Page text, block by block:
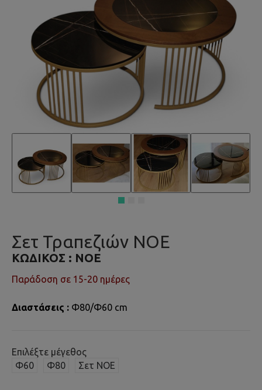
Σετ Τραπεζιών NOE
ΚΩΔΙΚΌΣ : NOE
Παράδοση σε 15-20 ημέρες
Διαστάσεις : Φ80/Φ60 cm
Επιλέξτε μέγεθος
Φ60
Φ80 Σετ NOE